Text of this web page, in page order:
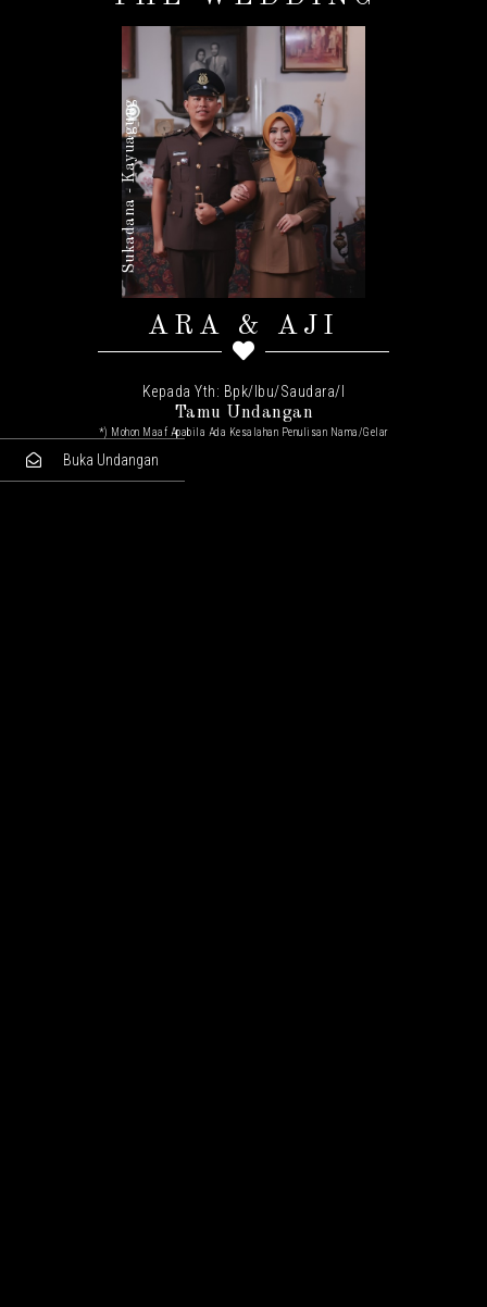
Sabtu, 19 Juli 2025
Sukadana - Kayuagung
ARA & AJI
Kepada Yth: Bpk/Ibu/Saudara/I
Tamu Undangan
*) Mohon Maaf Apabila Ada Kesalahan Penulisan Nama/gelar
Buka Undangan